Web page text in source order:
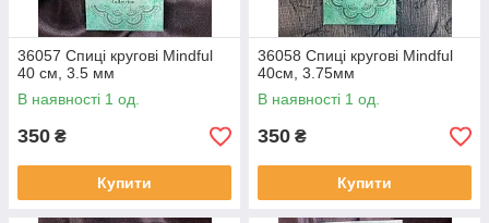
36057 Спиці кругові Mindful
40 см, 3.5 мм
В наявності 1 од.
350 ₴
Купити
36058 Спиці кругові Mindful
40см, 3.75мм
В наявності 1 од.
350 ₴
Купити